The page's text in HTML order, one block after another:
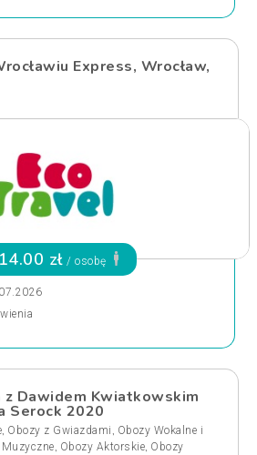
Express, Wrocław,
zł / osobę
Dawidem Kwiatkowskim
Serock 2020
, Obozy z Gwiazdami , Obozy Wokalne i
, Obozy Aktorskie, Obozy